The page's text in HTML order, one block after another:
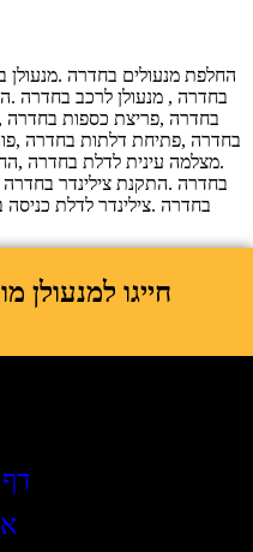
החלפת מנעולים בחדרה .מנעולן
בחדרה , מנעולן לרכב בחדרה
בחדרה ,פריצת כספות בחדרה
בחדרה ,פתיחת דלתות בחדרה
.מצלמה עינית לדלת בחדרה
בחדרה .התקנת צילינדר בחדרה
בחדרה .צילינדר לדלת
חייגו למנעולן מורשה